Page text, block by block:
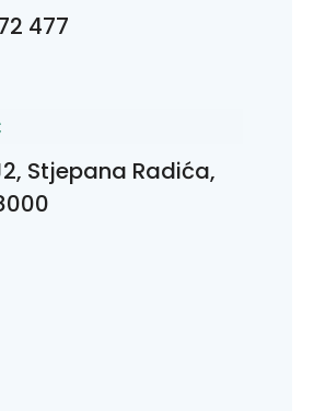
477
Stjepana Radića,